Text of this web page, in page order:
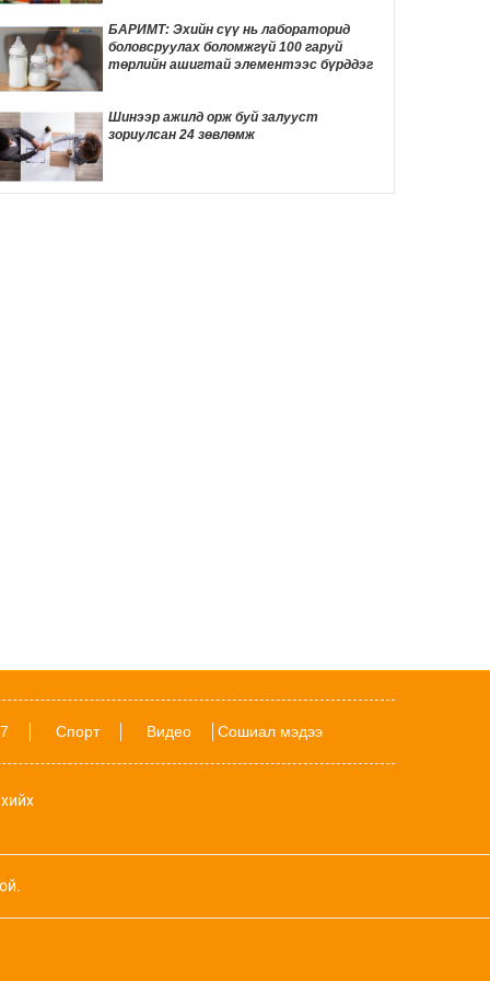
15 цаг 14 мин
ДҮН ШИНЖИЛГЭЭ: Америк- Хятадын
эмзэг харилцаа
15 цаг 24 мин
Д.Трамп төрөлхийн иргэншлийг дахин
хязгаарлахыг оролдлоо
БАРИМТ: Эхийн сүү нь лабораторид
боловсруулах боломжгүй 100 гаруй
төрлийн ашигтай элементээс бүрддэг
Шинээр ажилд орж буй залууст
зориулсан 24 зөвлөмж
Спорт Видео Сошиал мэдээ
хийх